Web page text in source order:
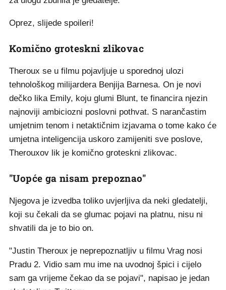
Oprez, slijede spoileri!
Komično groteskni zlikovac
Theroux se u filmu pojavljuje u sporednoj ulozi
tehnološkog milijardera Benjija Barnesa. On je novi
dečko lika Emily, koju glumi Blunt, te financira njezin
najnoviji ambiciozni poslovni pothvat. S narančastim
umjetnim tenom i netaktičnim izjavama o tome kako će
umjetna inteligencija uskoro zamijeniti sve poslove,
Therouxov lik je komično groteskni zlikovac.
"Uopće ga nisam prepoznao"
Njegova je izvedba toliko uvjerljiva da neki gledatelji,
koji su čekali da se glumac pojavi na platnu, nisu ni
shvatili da je to bio on.
"Justin Theroux je neprepoznatljiv u filmu Vrag nosi
Pradu 2. Vidio sam mu ime na uvodnoj špici i cijelo
sam ga vrijeme čekao da se pojavi", napisao je jedan